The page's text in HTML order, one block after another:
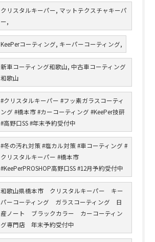
クリスタルキーパー, マットテクスチャキーパ
ー,
KeePerコーティング, キーパーコーティング,
新車コーティング和歌山, 中古車コーティング
和歌山
#クリスタルキーパー #フッ素ガラスコーティ
ング #橋本市 #カーコーティング #KeePer技研
#高野口SS #年末予約受付中
#冬の汚れ対策 #塩カル対策 #車コーティング #
クリスタルキーパー #橋本市
#KeePerPROSHOP高野口SS #12月予約受付中
和歌山県橋本市 クリスタルキーパー キー
パーコーティング ガラスコーティング 日
産ノート ブラックカラー カーコーティン
グ専門店 年末予約受付中